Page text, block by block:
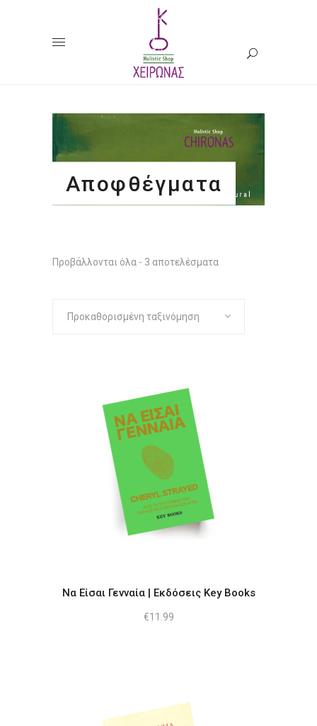
Αποφθέγματα
Προβάλλονται όλα - 3 αποτελέσματα
Προκαθορισμένη ταξινόμηση
Να Είσαι Γενναία | Εκδόσεις Key Books
€11.99